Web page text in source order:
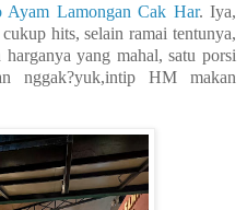
Ayam Lamongan Cak Har. Iya,
hits, selain ramai tentunya,
yang mahal, satu porsi
nggak?yuk,intip HM makan